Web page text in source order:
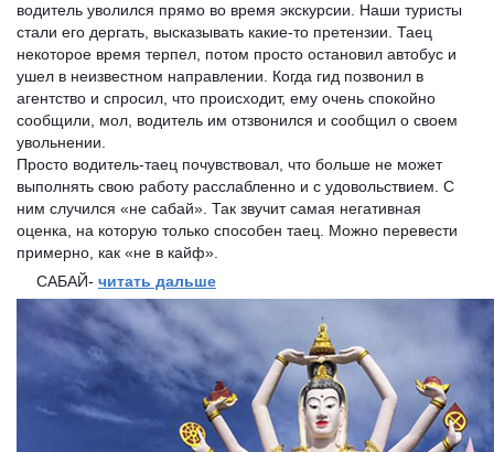
водитель уволился прямо во время экскурсии. Наши туристы
стали его дергать, высказывать какие-то претензии. Таец
некоторое время терпел, потом просто остановил автобус и
ушел в неизвестном направлении. Когда гид позвонил в
агентство и спросил, что происходит, ему очень спокойно
сообщили, мол, водитель им отзвонился и сообщил о своем
увольнении.
Просто водитель-таец почувствовал, что больше не может
выполнять свою работу расслабленно и с удовольствием. С
ним случился «не сабай». Так звучит самая негативная
оценка, на которую только способен таец. Можно перевести
примерно, как «не в кайф».
САБАЙ- читать дальше